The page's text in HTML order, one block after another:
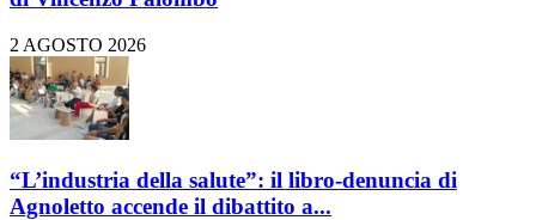
2 AGOSTO 2026
“L’industria della salute”: il libro-denuncia di
Agnoletto accende il dibattito a...